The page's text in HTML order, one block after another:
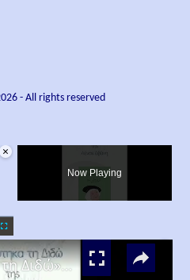
- All rights reserved
×
Now Playing
«Ονειρεύτηκα τη Διδώ», Λένα Διβάνη